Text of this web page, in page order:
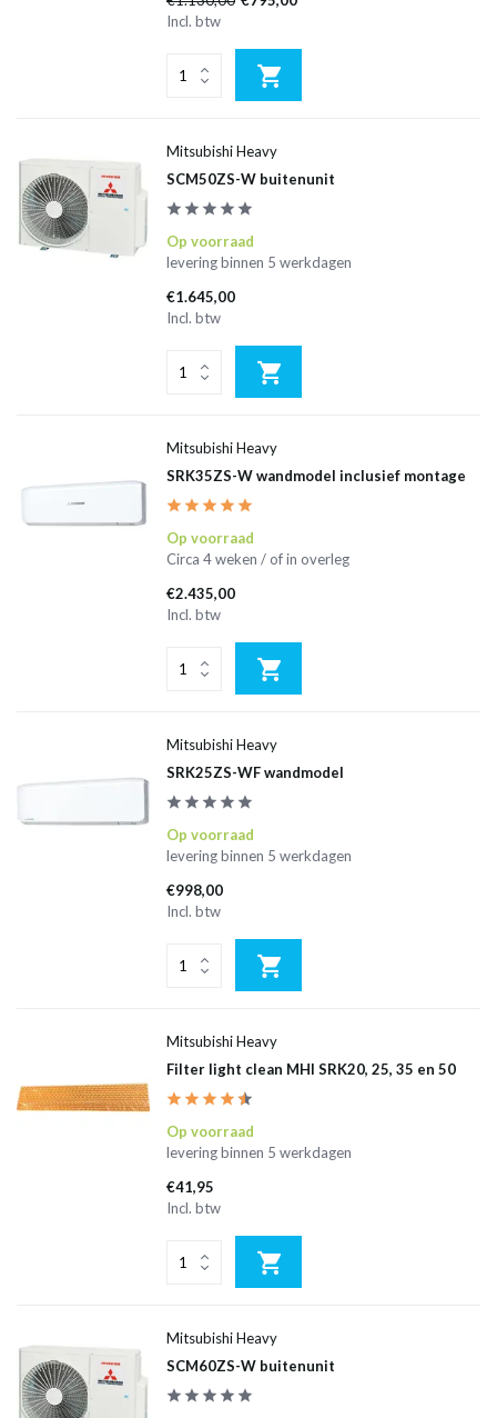
Incl. btw
Mitsubishi Heavy
SCM50ZS-W buitenunit
Op voorraad
levering binnen 5 werkdagen
€1.645,00
Incl. btw
Mitsubishi Heavy
SRK35ZS-W wandmodel inclusief montage
Op voorraad
Circa 4 weken / of in overleg
€2.435,00
Incl. btw
Mitsubishi Heavy
SRK25ZS-WF wandmodel
Op voorraad
levering binnen 5 werkdagen
€998,00
Incl. btw
Mitsubishi Heavy
Filter light clean MHI SRK20, 25, 35 en 50
Op voorraad
levering binnen 5 werkdagen
€41,95
Incl. btw
Mitsubishi Heavy
SCM60ZS-W buitenunit